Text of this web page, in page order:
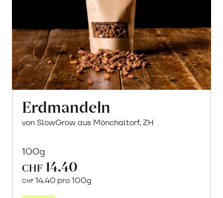
Erdmandeln
von SlowGrow aus Mönchaltorf, ZH
100g
CHF 14.40
CHF 14.40 pro 100g